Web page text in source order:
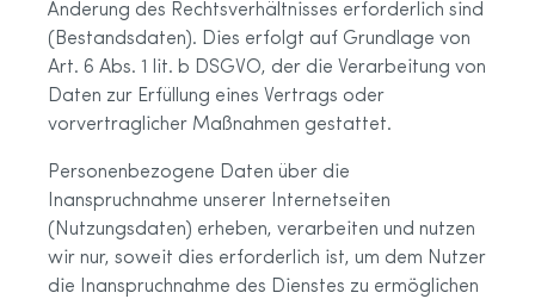
Änderung des Rechtsverhältnisses erforderlich sind
(Bestandsdaten). Dies erfolgt auf Grundlage von
Art. 6 Abs. 1 lit. b DSGVO, der die Verarbeitung von
Daten zur Erfüllung eines Vertrags oder
vorvertraglicher Maßnahmen gestattet.
Personenbezogene Daten über die
Inanspruchnahme unserer Internetseiten
(Nutzungsdaten) erheben, verarbeiten und nutzen
wir nur, soweit dies erforderlich ist, um dem Nutzer
die Inanspruchnahme des Dienstes zu ermöglichen